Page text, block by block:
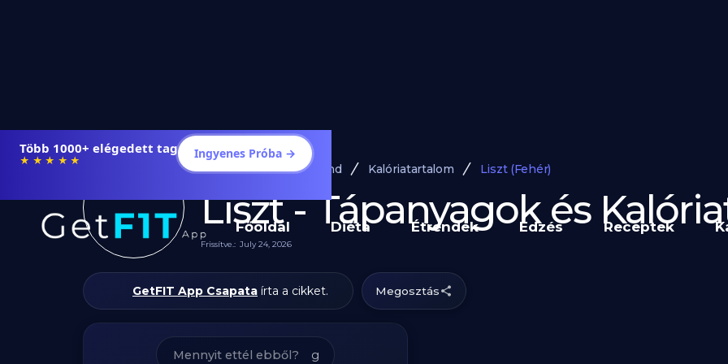
Étrendek, receptek és edzéstervek
★★★★★ Ingyenes Próba →
Főoldal Diéta Étrendek Edzés Receptek
Diéta és Étrend Kalóriatartalom Liszt (Fehér)
Liszt - Tápanyagok és
Frissítve.: July 24, 2026
GetFIT App Csapata írta a cikket. Megosztás
g